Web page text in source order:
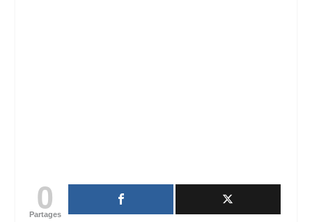
0
Partages